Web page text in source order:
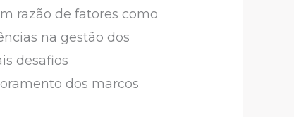
razão de fatores como
na gestão dos
desafios
dos marcos